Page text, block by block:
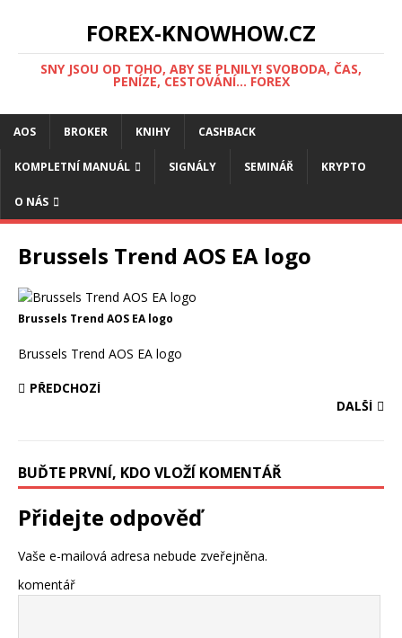
FOREX-KNOWHOW.CZ
SNY JSOU OD TOHO, ABY SE PLNILY! SVOBODA, ČAS,
PENÍZE, CESTOVÁNÍ... FOREX
AOS BROKER KNIHY CASHBACK
KOMPLETNÍ MANUÁL SIGNÁLY SEMINÁŘ KRYPTO
O NÁS
Brussels Trend AOS EA logo
Brussels Trend AOS EA logo
Brussels Trend AOS EA logo
PŘEDCHOZÍ
DALŠÍ
BUĎTE PRVNÍ, KDO VLOŽÍ KOMENTÁŘ
Přidejte odpověď
Vaše e-mailová adresa nebude zveřejněna.
komentář